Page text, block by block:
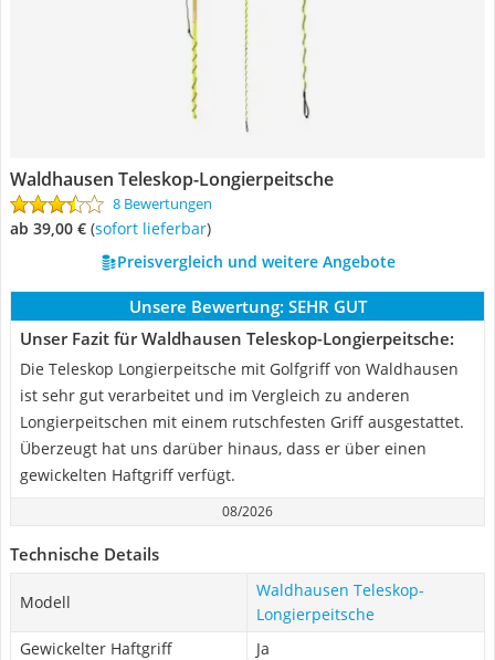
Waldhausen Teleskop-Longierpeitsche
8 Bewertungen
ab 39,00 € ( Sofort lieferbar)
Preisvergleich und weitere Angebote
Unsere Bewertung: SEHR GUT
Unser Fazit für Waldhausen Teleskop-Longierpeitsche:
Die Teleskop Longierpeitsche mit Golfgriff von Waldhausen
ist sehr gut verarbeitet und im Vergleich zu anderen
Longierpeitschen mit einem rutschfesten Griff ausgestattet.
Überzeugt hat uns darüber hinaus, dass er über einen
gewickelten Haftgriff verfügt.
08/2026
Technische Details
Modell
Waldhausen Teleskop-
Longierpeitsche
Gewickelter Haftgriff
Ja